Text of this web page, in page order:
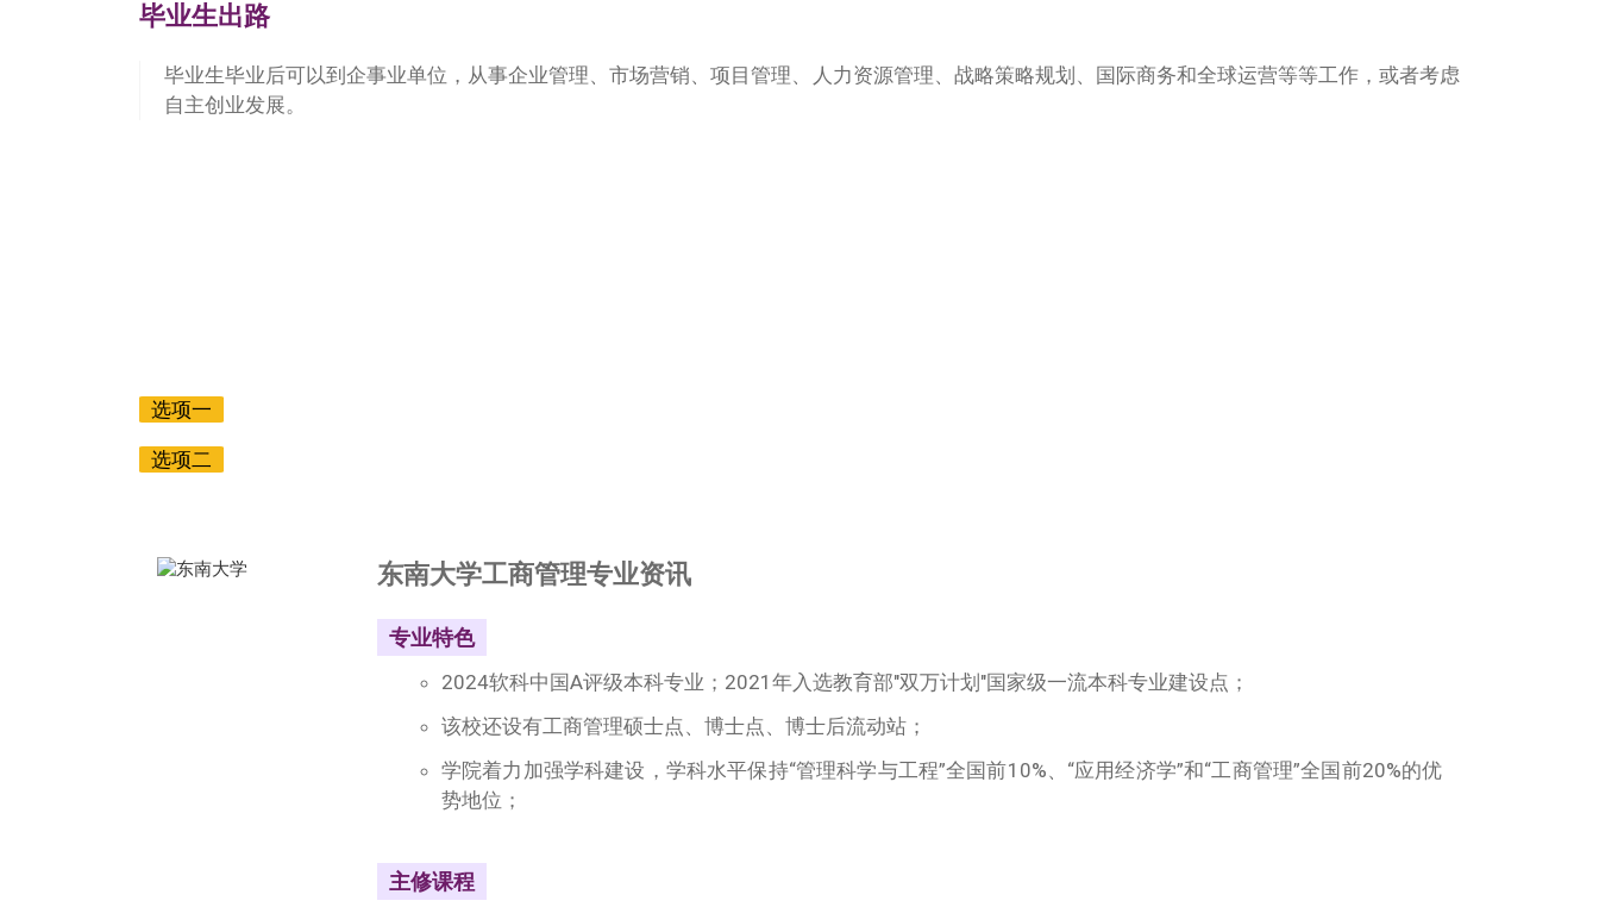
毕业生出路
毕业生毕业后可以到企事业单位，从事企业管理、市场营销、项目管理、人力资源管理、战略策略规划、国际商务和全球运营等等工作，或者考虑
自主创业发展。
选项一
选项二
东南大学工商管理专业资讯
专业特色
2024软科中国A评级本科专业；2021年入选教育部"双万计划"国家级一流本科专业建设点；
该校还设有工商管理硕士点、博士点、博士后流动站；
学院着力加强学科建设，学科水平保持“管理科学与工程”全国前10%、“应用经济学”和“工商管理”全国前20%的优
势地位；
主修课程